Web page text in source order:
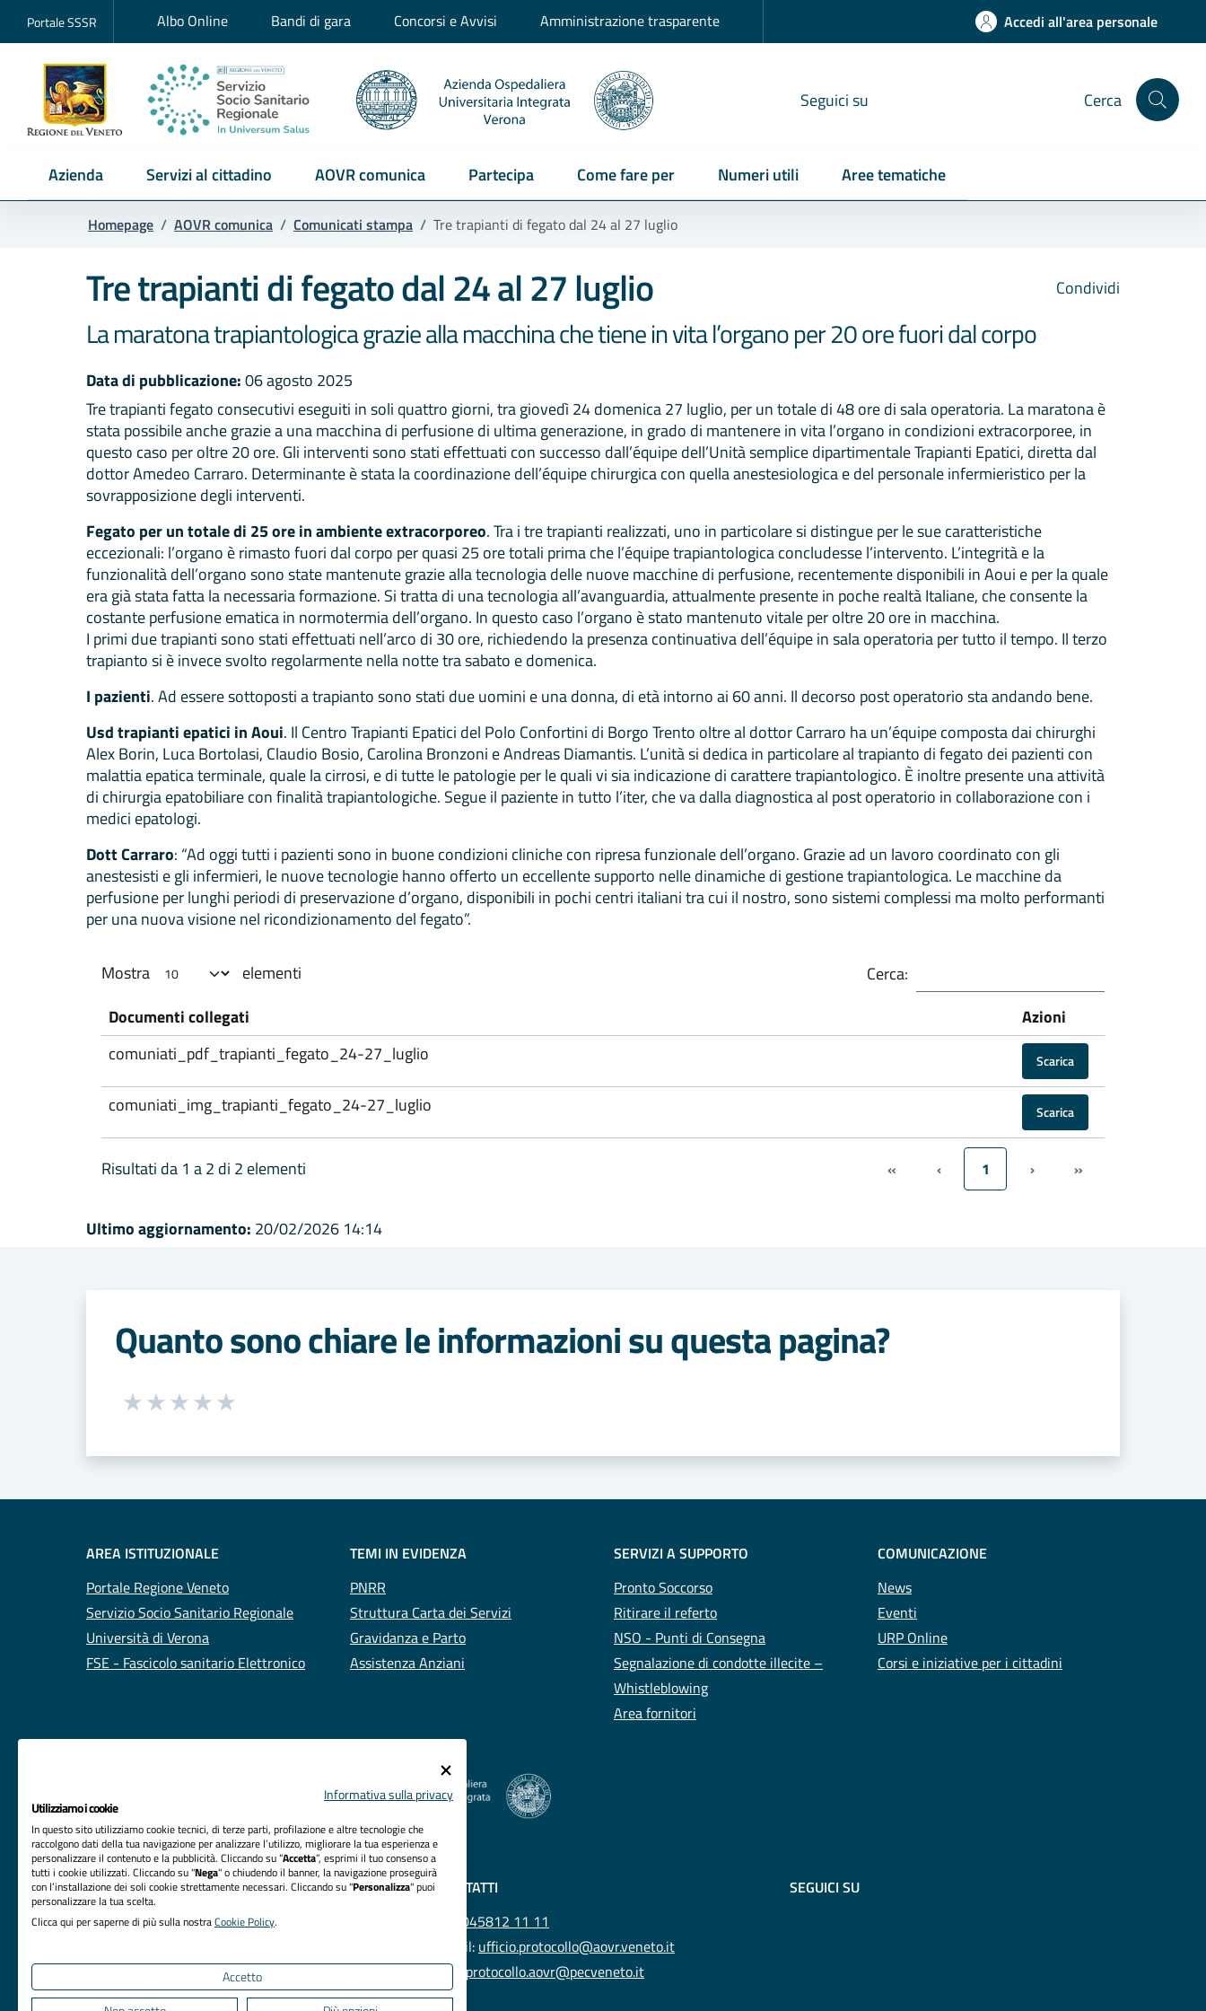
Portale SSSR Albo Online Bandi di gara Concorsi e Avvisi Amministrazione trasparente Accedi all'area personale
Seguici su Cerca
Azienda Servizi al cittadino AOVR comunica Partecipa Come fare per Numeri utili Aree tematiche
Homepage / AOVR comunica / Comunicati stampa / Tre trapianti di fegato dal 24 al 27 luglio
Condividi
Tre trapianti di fegato dal 24 al 27 luglio
La maratona trapiantologica grazie alla macchina che tiene in vita l’organo per 20 ore fuori dal corpo
Data di pubblicazione:06 agosto 2025
Tre trapianti fegato consecutivi eseguiti in soli quattro giorni, tra giovedì 24 domenica 27 luglio, per un totale di 48 ore di sala operatoria. La maratona è
stata possibile anche grazie a una macchina di perfusione di ultima generazione, in grado di mantenere in vita l’organo in condizioni extracorporee, in
questo caso per oltre 20 ore. Gli interventi sono stati effettuati con successo dall’équipe dell’Unità semplice dipartimentale Trapianti Epatici, diretta dal
dottor Amedeo Carraro. Determinante è stata la coordinazione dell’équipe chirurgica con quella anestesiologica e del personale infermieristico per la
sovrapposizione degli interventi.
Fegato per un totale di 25 ore in ambiente extracorporeo. Tra i tre trapianti realizzati, uno in particolare si distingue per le sue caratteristiche
eccezionali: l’organo è rimasto fuori dal corpo per quasi 25 ore totali prima che l’équipe trapiantologica concludesse l’intervento. L’integrità e la
funzionalità dell’organo sono state mantenute grazie alla tecnologia delle nuove macchine di perfusione, recentemente disponibili in Aoui e per la quale
era già stata fatta la necessaria formazione. Si tratta di una tecnologia all’avanguardia, attualmente presente in poche realtà Italiane, che consente la
costante perfusione ematica in normotermia dell’organo. In questo caso l’organo è stato mantenuto vitale per oltre 20 ore in macchina.
I primi due trapianti sono stati effettuati nell’arco di 30 ore, richiedendo la presenza continuativa dell’équipe in sala operatoria per tutto il tempo. Il terzo
trapianto si è invece svolto regolarmente nella notte tra sabato e domenica.
I pazienti. Ad essere sottoposti a trapianto sono stati due uomini e una donna, di età intorno ai 60 anni. Il decorso post operatorio sta andando bene.
Usd trapianti epatici in Aoui. Il Centro Trapianti Epatici del Polo Confortini di Borgo Trento oltre al dottor Carraro ha un’équipe composta dai chirurghi
Alex Borin, Luca Bortolasi, Claudio Bosio, Carolina Bronzoni e Andreas Diamantis. L’unità si dedica in particolare al trapianto di fegato dei pazienti con
malattia epatica terminale, quale la cirrosi, e di tutte le patologie per le quali vi sia indicazione di carattere trapiantologico. È inoltre presente una attività
di chirurgia epatobiliare con finalità trapiantologiche. Segue il paziente in tutto l’iter, che va dalla diagnostica al post operatorio in collaborazione con i
medici epatologi.
Dott Carraro: “Ad oggi tutti i pazienti sono in buone condizioni cliniche con ripresa funzionale dell’organo. Grazie ad un lavoro coordinato con gli
anestesisti e gli infermieri, le nuove tecnologie hanno offerto un eccellente supporto nelle dinamiche di gestione trapiantologica. Le macchine da
perfusione per lunghi periodi di preservazione d’organo, disponibili in pochi centri italiani tra cui il nostro, sono sistemi complessi ma molto performanti
per una nuova visione nel ricondizionamento del fegato”.
Mostra elementi
Cerca:
Documenti collegati
Azioni
comuniati_pdf_trapianti_fegato_24-27_luglio
Scarica
comuniati_img_trapianti_fegato_24-27_luglio Scarica
Risultati da 1 a 2 di 2 elementi « ‹ 1 › »
Ultimo aggiornamento: 20/02/2026 14:14
Quanto sono chiare le informazioni su questa pagina?
Seleziona una valutazione da 1 a 5 stelle
AREA ISTITUZIONALE
Portale Regione Veneto
Servizio Socio Sanitario Regionale
Università di Verona
FSE - Fascicolo sanitario Elettronico
TEMI IN EVIDENZA
PNRR
Struttura Carta dei Servizi
Gravidanza e Parto
Assistenza Anziani
SERVIZI A SUPPORTO
Pronto Soccorso
Ritirare il referto
NSO - Punti di Consegna
Segnalazione di condotte illecite –
Whistleblowing
Area fornitori
COMUNICAZIONE
News
Eventi
URP Online
Corsi e iniziative per i cittadini
RIFERIMENTI
Azienda Ospedaliera Universitaria Integrata Verona
Verona
CONTATTI
045812 11 11
Email: ufficio.protocollo@aovr.veneto.it
Pec: protocollo.aovr@pecveneto.it
SEGUICI SU
Informativa sulla privacy
Utilizziamo i cookie
In questo sito utilizziamo cookie tecnici, di terze parti, profilazione e altre tecnologie che
raccolgono dati della tua navigazione per analizzare l’utilizzo, migliorare la tua esperienza e
personalizzare il contenuto e la pubblicità. Cliccando su “Accetta”, esprimi il tuo consenso a
tutti i cookie utilizzati. Cliccando su "Nega" o chiudendo il banner, la navigazione proseguirà
con l’installazione dei soli cookie strettamente necessari. Cliccando su "Personalizza" puoi
personalizzare la tua scelta.
Clicca qui per saperne di più sulla nostraCookie Policy.
Accetto